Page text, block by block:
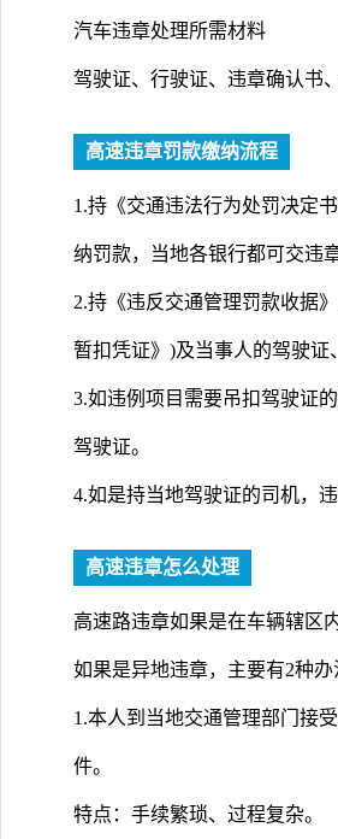
汽车违章处理所需材料
驾驶证、行驶证、违章确认书
高速违章罚款缴纳流程
1.持《交通违法行为处罚决定
纳罚款，当地各银行都可交违
2.持《违反交通管理罚款收据
暂扣凭证》)及当事人的驾驶
3.如违例项目需要吊扣驾驶证
驾驶证。
4.如是持当地驾驶证的司机，
高速违章怎么处理
高速路违章如果是在车辆辖区
如果是异地违章，主要有2种办
1.本人到当地交通管理部门接
件。
特点：手续繁琐、过程复杂。